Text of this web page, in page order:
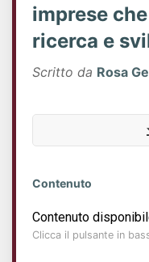
imprese
ricerca e
Scritto da Rosa
Contenuto
Contenuto
Clicca il pulsante in